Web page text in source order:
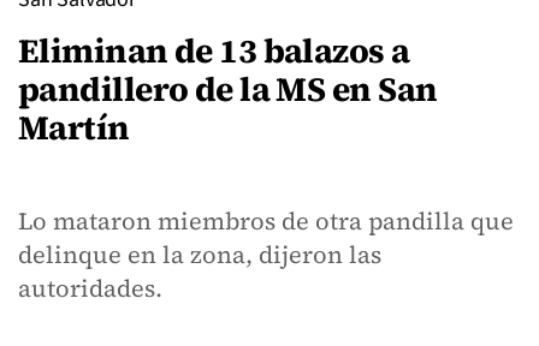
Eliminan de 13 balazos a
pandillero de la MS en San
Martín
Lo mataron miembros de otra pandilla que
delinque en la zona, dijeron las
autoridades.